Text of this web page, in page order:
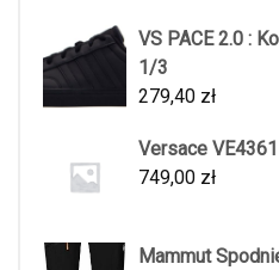
VS PACE 2.0 :
1/3
279,40 zł
Versace
749,00 zł
Mammut